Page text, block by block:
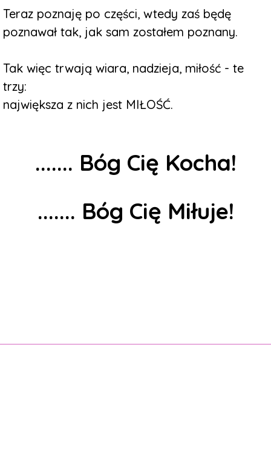
Teraz poznaję po części, wtedy zaś będę
poznawał tak, jak sam zostałem poznany.
Tak więc trwają wiara, nadzieja, miłość - te
trzy:
największa z nich jest MIŁOŚĆ.
....... Bóg Cię Kocha!
....... Bóg Cię Miłuje!